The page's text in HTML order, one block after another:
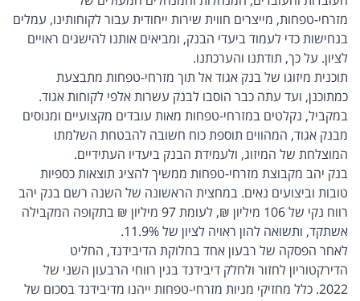
מזרחי-טפחות, מייצרים חווית שירות ייחודית עבור לקוחותינו, עמלים
בנחישות כדי לעמוד ביעדי הבנק, ומביאים אותנו להישגים ראויים
לציון. על כך, תודתנו והערכתנו.
תוכנית מיזוגו של בנק אגוד אל תוך מזרחי-טפחות מתבצעת
כמתוכנן, ועד עתה כבר הוסבו לבנק עשרות אלפי לקוחות אגוד.
במקביל, נקלטים במזרחי-טפחות מאות עובדים מקצועיים ומנוסים
מבנק אגוד, המהווים תוספת כוח חשובה להבטחת השלמתו
המוצלחת של המיזוג, ולעמידת הבנק ביעדיו העתידיים.
בנק יהב מקבוצת מזרחי-טפחות ממשיך להציג תוצאות כספיות
טובות וביצועים נאים. במחצית הראשונה של השנה רשם בנק יהב
רווח נקי של 106 מיליון ₪, לעומת 97 מיליון ₪ בתקופה המקבילה
אשתקד, ותשואה להון ראויה לציון של 11.9%.
לאחר הפסקה של רבעון אחד בחלוקת הדיבידנד, החליט
הדירקטוריון לחזור ולחלק דיבידנד בגין רווחי הרבעון השני של
2022. כלל מחזיקי מניות מזרחי-טפחות ייהנו מדיבידנד בסכום של